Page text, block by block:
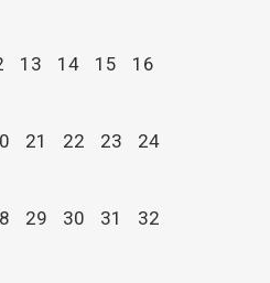
13 14 15 16
21 22 23 24
29 30 31 32